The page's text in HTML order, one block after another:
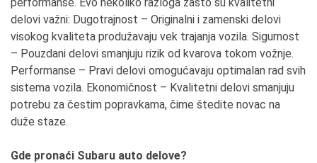
delovi važni: Dugotrajnost – Originalni i zamenski delovi
visokog kvaliteta produžavaju vek trajanja vozila. Sigurnost
– Pouzdani delovi smanjuju rizik od kvarova tokom vožnje.
Performanse – Pravi delovi omogućavaju optimalan rad svih
sistema vozila. Ekonomičnost – Kvalitetni delovi smanjuju
potrebu za čestim popravkama, čime štedite novac na
duže staze.
Gde pronaći Subaru auto delove?